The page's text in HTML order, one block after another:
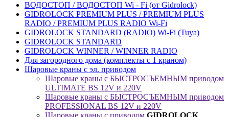
ВОДОСТОП / ВОДОСТОП Wi - Fi (от Gidrolock)
GIDROLOCK PREMIUM PLUS / PREMIUM PLUS
RADIO / PREMIUM PLUS RADIO Wi-Fi
GIDROLOCK STANDARD (RADIO) Wi-Fi (Tuya)
GIDROLOCK STANDARD
GIDROLOCK WINNER / WINNER RADIO
Для загородного дома (комплекты с 1 краном)
Шаровые краны с эл. приводом
Шаровые краны с БЫСТРОСЪЕМНЫМ приводом
ULTIMATE BS 12V и 220V
Шаровые краны с БЫСТРОСЪЕМНЫМ приводом
PROFESSIONAL BS 12V и 220V
Шаровые краны с приводом GIDROLOCK